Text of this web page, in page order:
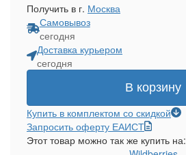
Получить в г. Москва
Самовывоз
сегодня
Доставка курьером
сегодня
В корзину
Купить в комплектом со скидкой
Запросить оферту ЕАИСТ
Этот товар можно так же купить на: